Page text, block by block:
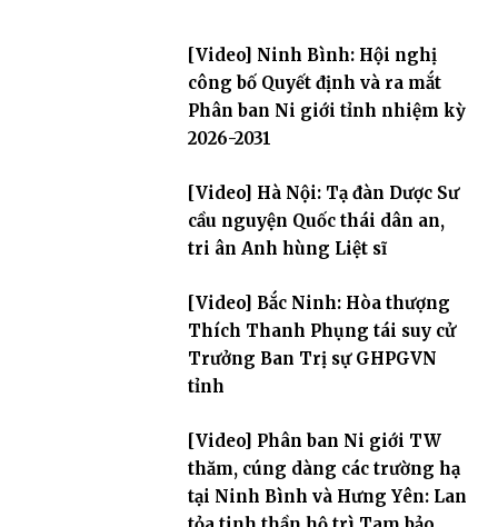
[Video] Ninh Bình: Hội nghị
công bố Quyết định và ra mắt
Phân ban Ni giới tỉnh nhiệm kỳ
2026-2031
[Video] Hà Nội: Tạ đàn Dược Sư
cầu nguyện Quốc thái dân an,
tri ân Anh hùng Liệt sĩ
[Video] Bắc Ninh: Hòa thượng
Thích Thanh Phụng tái suy cử
Trưởng Ban Trị sự GHPGVN
tỉnh
[Video] Phân ban Ni giới TW
thăm, cúng dàng các trường hạ
tại Ninh Bình và Hưng Yên: Lan